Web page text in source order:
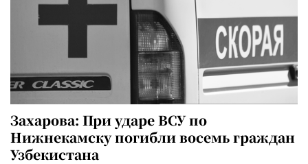
Захарова: При ударе ВСУ по
Нижнекамску погибли восемь граждан
Узбекистана